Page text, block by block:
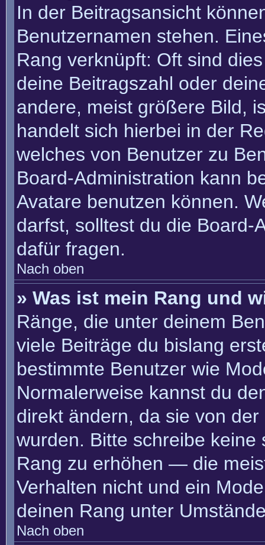
In der Beitragsansicht
Benutzernamen stehen.
Rang verknüpft: Oft sind
deine Beitragszahl oder
andere, meist größere Bild,
handelt sich hierbei in der
welches von Benutzer zu
Board-Administration kann
Avatare benutzen können.
darfst, solltest du die Board-
dafür fragen.
Nach oben
» Was ist mein Rang und
Ränge, die unter deinem
viele Beiträge du bislang
bestimmte Benutzer wie
Normalerweise kannst du
direkt ändern, da sie von
wurden. Bitte schreibe
Rang zu erhöhen — die
Verhalten nicht und ein
deinen Rang unter
Nach oben